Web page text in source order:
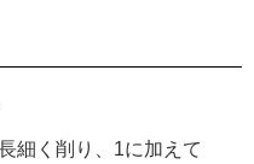
細く削り、1に加えて